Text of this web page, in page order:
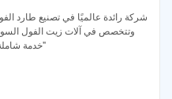
وتتخصص في آلات زيت الفول
"خدمة